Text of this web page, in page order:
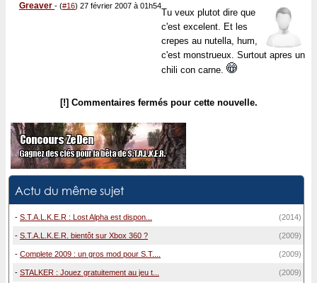
Greaver - (#16) 27 février 2007 à 01h54
Tu veux plutot dire que
c'est excelent. Et les
crepes au nutella, hum,
c'est monstrueux. Surtout apres un
chili con carne.
[!] Commentaires fermés pour cette nouvelle.
Actu du même sujet
- S.T.A.L.K.E.R : Lost Alpha est dispon... (2014)
- S.T.A.L.K.E.R. bientôt sur Xbox 360 ? (2009)
- Complete 2009 : un gros mod pour S.T.... (2009)
- STALKER : Jouez gratuitement au jeu t... (2009)